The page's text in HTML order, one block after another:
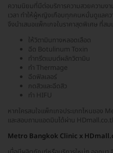
ความนิยมที่มีต่อบริการความสวยความง
เวลา ทำให้ผู้หญิงเกือบทุกคนหมั่นดูแล
จึงนำเสนอแพ็กเกจในราคาสุดพิเศษ ที่ส
ให้วิตามินทางหลอดเลือด
ฉีด Botulinum Toxin
ทำทรีตเมนต์ผลักวิตามิน
ทำ Thermage
ฉีดฟิลเลอร์
กดสิวและฉีดสิว
ทำ HIFU
หากใครสนใจแพ็กเกจประเภทไหนของ
และสอบถามแอดมินได้ผ่าน
Metro Bangkok Clinic x